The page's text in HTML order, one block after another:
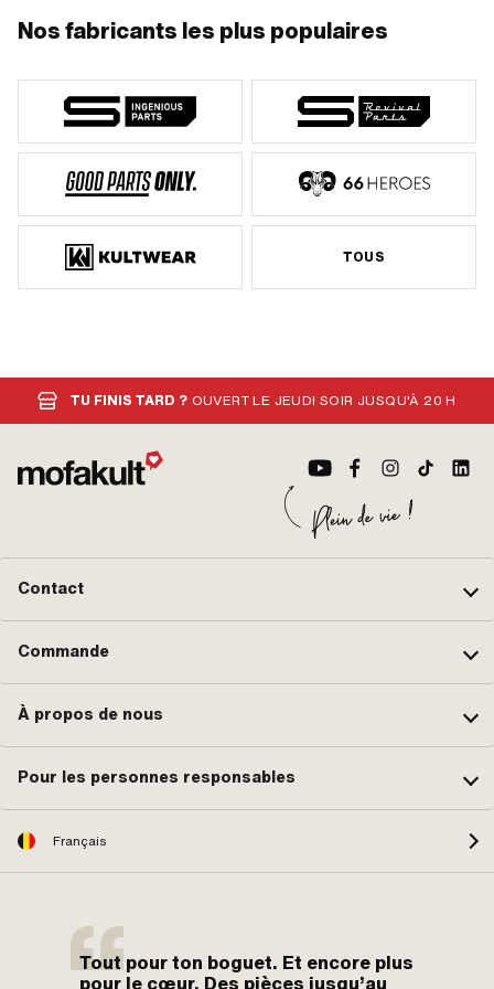
Nos fabricants les plus populaires
TOUS
TU FINIS TARD ? OUVERT LE JEUDI SOIR JUSQU'À 20 H
Contact
Commande
À propos de nous
Pour les personnes responsables
Français
Tout pour ton boguet. Et encore plus
pour le cœur. Des pièces jusqu’au